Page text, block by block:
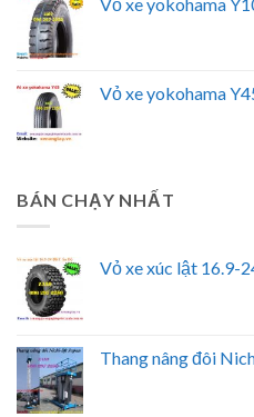
Vỏ xe yokohama
BÁN CHẠY NHẤT
Vỏ xe xúc lật 16.9-
Thang nâng đôi